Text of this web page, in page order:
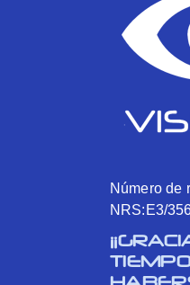
Número de
NRS:E3/